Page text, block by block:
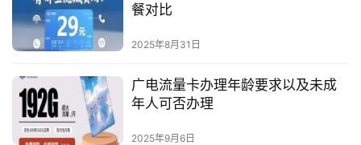
餐对比
2025年8月31日
广电流量卡办理年龄要求以及未成
年人可否办理
2025年9月6日